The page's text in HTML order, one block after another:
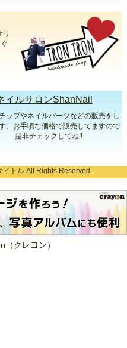
リ
イルサロンShanNail
ップやネイルパーツなどの販売をし
。お手頃な価格で販売してますので
是非チェックしてね!!
トル All Rights Reserved.
クレヨン）